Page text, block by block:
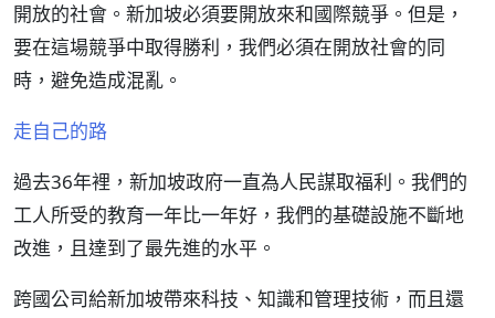
開放的社會。新加坡必須要開放來和國際競爭。但是，
要在這場競爭中取得勝利，我們必須在開放社會的同
時，避免造成混亂。
走自己的路
過去36年裡，新加坡政府一直為人民謀取福利。我們的
工人所受的教育一年比一年好，我們的基礎設施不斷地
改進，且達到了最先進的水平。
跨國公司給新加坡帶來科技、知識和管理技術，而且還